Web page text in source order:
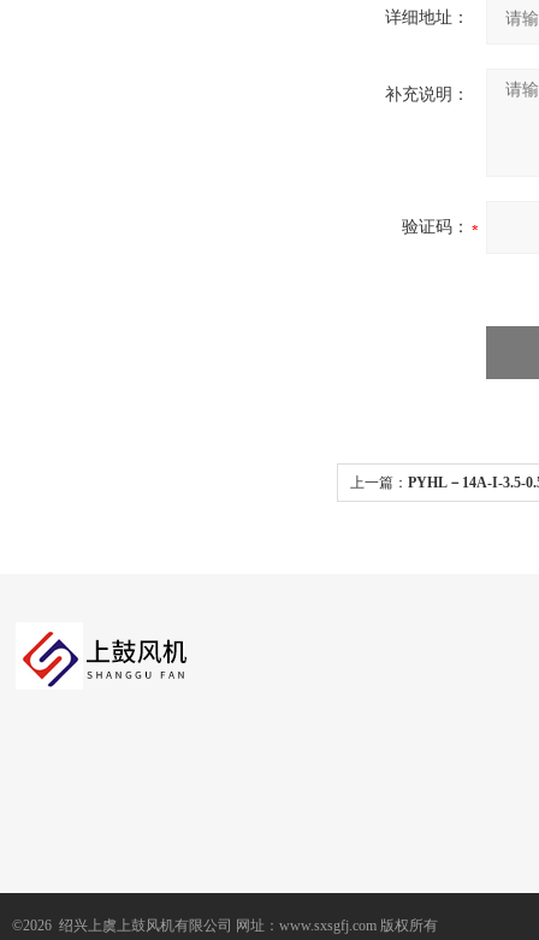
详细地址：
补充说明：
验证码：
上一篇： PYHL－14A-I-3.5-
©2026 绍兴上虞上鼓风机有限公司 网址：www.sxsgfj.com 版权所有